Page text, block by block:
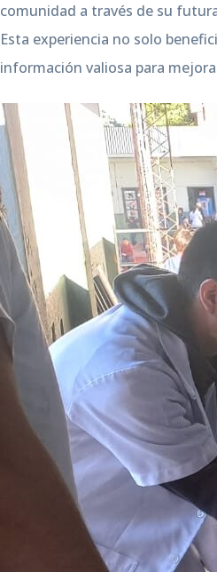
comunidad a través de su
Esta experiencia no solo
información valiosa para